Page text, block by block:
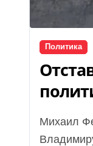
Политика
Михаил Федоров не намерен после увольнения переходить в оппозицию президенту